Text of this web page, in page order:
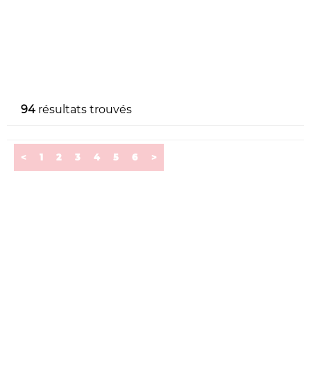
94 résultats trouvés
< 1 2 3 4 5 6 >